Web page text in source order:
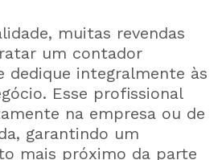
muitas revendas
um contador
dedique integralmente às
Esse profissional
na empresa ou de
garantindo um
mais próximo da parte